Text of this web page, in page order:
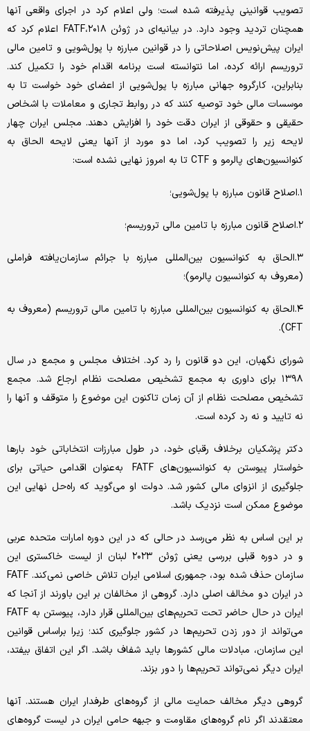
تصویب قوانینی پذیرفته شده است؛ ولی اعلام کرد در اجرای واقعی آنها
همچنان تردید وجود دارد. در بیانیه‌ای در ژوئن ۲۰۱۸،FATF اعلام کرد که
ایران پیش‌نویس اصلاحاتی را در قوانین مبارزه با پول‌شویی و تامین مالی
تروریسم ارائه کرده، اما نتوانسته است برنامه اقدام خود را تکمیل کند.
بنابراین، کارگروه جهانی مبارزه با پول‌شویی از اعضای خود خواست تا به
موسسات مالی خود توصیه کنند که در روابط تجاری و معاملات با اشخاص
حقیقی و حقوقی از ایران دقت خود را افزایش دهند. مجلس ایران چهار
لایحه زیر را تصویب کرد، اما دو مورد از آنها یعنی لایحه الحاق به
کنوانسیون‌های پالرمو و CTF تا به امروز نهایی نشده است:
۱.اصلاح قانون مبارزه با پول‌شویی؛
۲.اصلاح قانون مبارزه با تامین مالی تروریسم؛
۳.الحاق به کنوانسیون بین‌المللی مبارزه با جرائم سازمان‌یافته فراملی
(معروف به کنوانسیون پالرمو)؛
۴.الحاق به کنوانسیون بین‌المللی مبارزه با تامین مالی تروریسم (معروف به
CFT).
شورای نگهبان، این دو قانون را رد کرد. اختلاف مجلس و مجمع در سال
۱۳۹۸ برای داوری به مجمع تشخیص مصلحت نظام ارجاع شد. مجمع
تشخیص مصلحت نظام از آن زمان تاکنون این موضوع را متوقف و آنها را
نه تایید و نه رد کرده است.
دکتر پزشکیان برخلاف رقبای خود، در طول مبارزات انتخاباتی خود بارها
خواستار پیوستن به کنوانسیون‌های FATF به‌عنوان اقدامی حیاتی برای
جلوگیری از انزوای مالی کشور شد. دولت او می‌گوید که راه‌حل نهایی این
موضوع ممکن است نزدیک باشد.
بر این اساس به نظر می‌رسد در حالی که در این دوره امارات متحده عربی
و در دوره قبلی بررسی یعنی ژوئن ۲۰۲۳ لبنان از لیست خاکستری این
سازمان حذف شده بود، جمهوری اسلامی ایران تلاش خاصی نمی‌کند. FATF
در ایران دو مخالف اصلی دارد. گروهی از مخالفان بر این باورند از آنجا که
ایران در حال حاضر تحت تحریم‌های بین‌المللی قرار دارد، پیوستن به FATF
می‌تواند از دور زدن تحریم‌ها در کشور جلوگیری کند؛ زیرا براساس قوانین
این سازمان، مبادلات مالی کشورها باید شفاف باشد. اگر این اتفاق بیفتد،
ایران دیگر نمی‌تواند تحریم‌ها را دور بزند.
گروهی دیگر مخالف حمایت مالی از گروه‌های طرفدار ایران هستند. آنها
معتقدند اگر نام گروه‌های مقاومت و جبهه حامی ایران در لیست گروه‌های